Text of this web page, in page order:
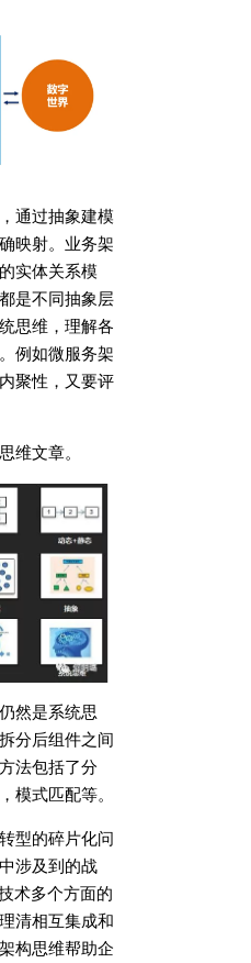
通过抽象建模
映射。业务架
实体关系模
是不同抽象层
思维，理解各
例如微服务架
聚性，又要评
维文章。
然是系统思
分后组件之间
法包括了分
模式匹配等。
型的碎片化问
涉及到的战
术多个方面的
清相互集成和
构思维帮助企